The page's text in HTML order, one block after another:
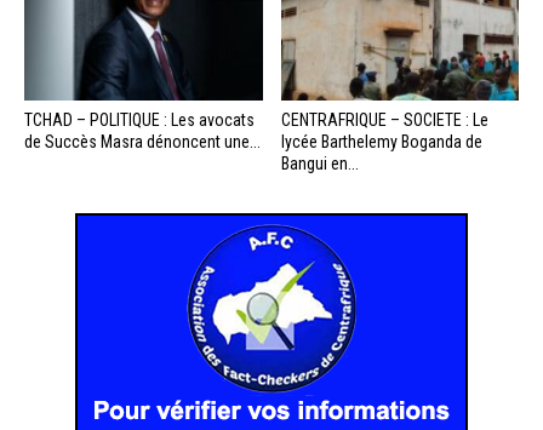
TCHAD – POLITIQUE : Les avocats
de Succès Masra dénoncent une...
CENTRAFRIQUE – SOCIETE : Le
lycée Barthelemy Boganda de
Bangui en...